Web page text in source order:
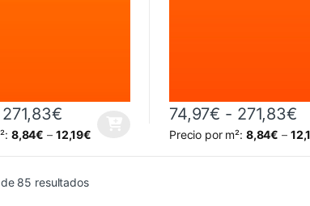
271,83€Rango de precios: desde 74,97€
8,84€ – 12,19€
tiene múltiples variantes. Las opciones se pueden elegir
74,97€ - 271,83€
Precio por m²: 8,84€ –
Este producto tiene
85 resultadosOrdenado por precio: bajo a alto